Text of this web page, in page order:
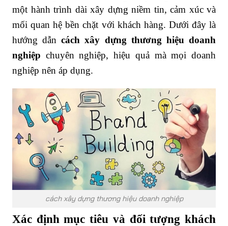
một hành trình dài xây dựng niềm tin, cảm xúc và
mối quan hệ bền chặt với khách hàng. Dưới đây là
hướng dẫncách xây dựng thương hiệu doanh
nghiệp chuyên nghiệp, hiệu quả mà mọi doanh
nghiệp nên áp dụng.
cách xây dựng thương hiệu doanh nghiệp
Xác định mục tiêu và đối tượng khách